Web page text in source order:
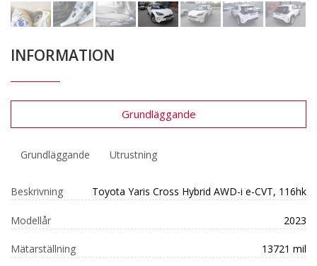
INFORMATION
Grundläggande
Grundläggande Utrustning
Beskrivning Toyota Yaris Cross Hybrid AWD-i e-CVT, 116hk
Modellår 2023
Mätarställning 13721 mil